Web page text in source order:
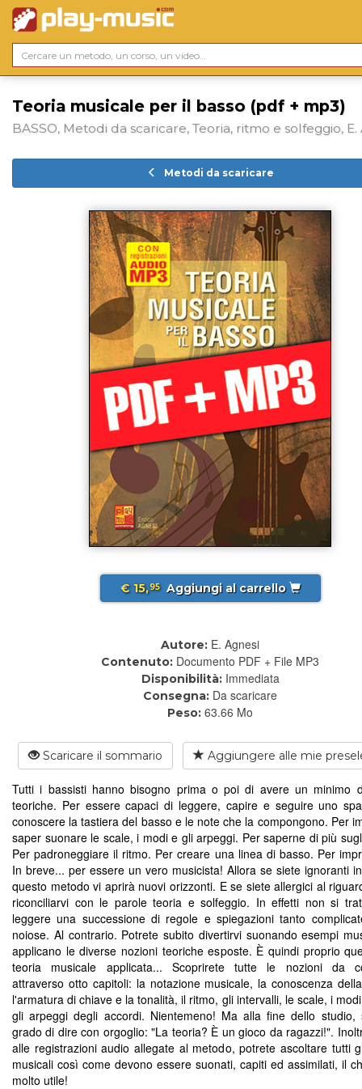
Teoria musicale per il basso (pdf + mp3)
BASSO, Metodi da scaricare, Teoria, ritmo e solfeggio, E.
Metodi da scaricare
€ 15,95 Aggiungi al carrello
Autore: E. Agnesi
Contenuto: Documento PDF + File MP3
Disponibilità: Immediata
Consegna: Da scaricare
Peso: 63.66 Mo
Scaricare il sommario Aggiungere alle mie
Tutti i bassisti hanno bisogno prima o poi di avere un minimo
teoriche. Per essere capaci di leggere, capire e seguire uno
conoscere la tastiera del basso e le note che la compongono. Per
saper suonare le scale, i modi e gli arpeggi. Per saperne di più
Per padroneggiare il ritmo. Per creare una linea di basso. Per
In breve... per essere un vero musicista! Allora se siete ignoranti
questo metodo vi aprirà nuovi orizzonti. E se siete allergici al
riconciliarvi con le parole teoria e solfeggio. In effetti non si
leggere una successione di regole e spiegazioni tanto
noiose. Al contrario. Potrete subito divertirvi suonando esempi
applicano le diverse nozioni teoriche esposte. È quindi proprio
teoria musicale applicata... Scoprirete tutte le nozioni da
attraverso otto capitoli: la notazione musicale, la conoscenza
l'armatura di chiave e la tonalità, il ritmo, gli intervalli, le scale, i
gli arpeggi degli accordi. Nientemeno! Ma alla fine dello studio,
grado di dire con orgoglio: "La teoria? È un gioco da ragazzi!".
alle registrazioni audio allegate al metodo, potrete ascoltare tutti
musicali così come devono essere suonati, capiti ed assimilati, il
molto utile!